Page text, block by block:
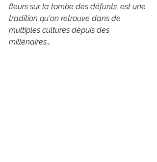
fleurs sur la tombe des défunts, est une
tradition qu'on retrouve dans de
multiples cultures depuis des
millénaires...